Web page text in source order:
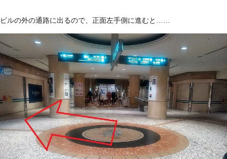
ビルの外の通路に出るので、正面左手側に進むと……